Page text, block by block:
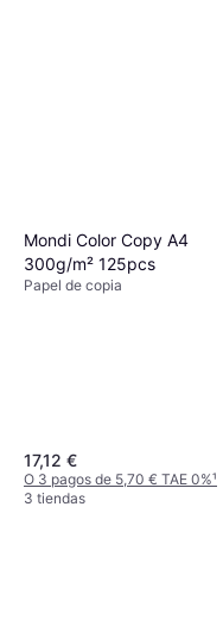
Mondi Color Copy A4
300g/m² 125pcs
Papel de copia
17,12 €
O 3 pagos de 5,70 € TAE 0%¹
3 tiendas